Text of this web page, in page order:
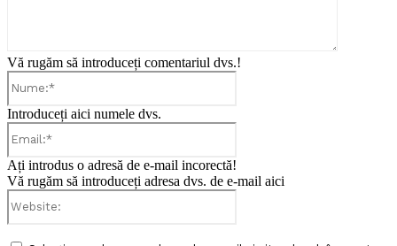
Vă rugăm să introduceți comentariul dvs.!
Introduceți aici numele dvs.
Ați introdus o adresă de e-mail incorectă!
Vă rugăm să introduceți adresa dvs. de e-mail aici